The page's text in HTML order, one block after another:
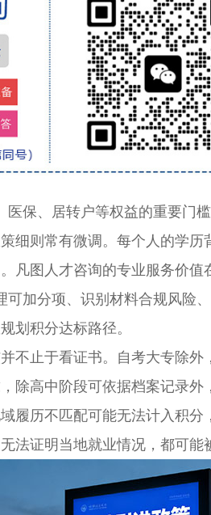
、居转户等权益的重要门槛
细则常有微调。每个人的学历
凡图人才咨询的专业服务价值
加分项、识别材料合规风险
划积分达标路径。
止于看证书。自考大专除外
除高中阶段可依据档案记录外
履历不匹配可能无法计入积分
法证明当地就业情况，都可能